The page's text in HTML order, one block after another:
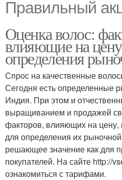
Правильный
Оценка волос:
влияющие на
определения
Спрос на качественные
Сегодня есть определенные
Индия. При этом и
выращиванием и продажей
факторов, влияющих на цену,
для определения их
решающее значение как для
покупателей. На сайте http://
ознакомиться с тарифами.